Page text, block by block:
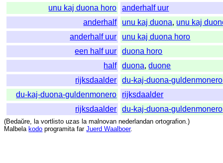
unu kaj duona horo
anderhalf uur
anderhalf
unu kaj duona, unu kaj
anderhalf uur
unu kaj duona horo
een half uur
duona horo
half
duona,duone
rijksdaalder
du-kaj-duona-guldenmonero
du-kaj-duona-guldenmonero
rijksdaalder
rijksdaalder
du-kaj-duona-guldenmonero
(Bedaŭre, la vortlisto uzas la malnovan nederlandan ortografion.)
Malbela kodo programita far Juerd Waalboer.